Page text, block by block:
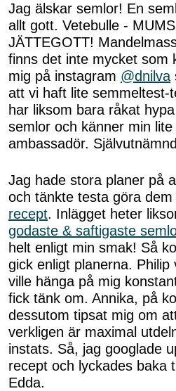
Jag älskar semlor! En
allt gott. Vetebulle -
JÄTTEGOTT!
finns det inte mycket som
mig på instagram @dnilva
att vi haft lite semmeltest-
har liksom bara råkat
semlor och känner min
ambassadör.
Jag hade stora planer på
och tänkte testa göra
recept. Inlägget heter
godaste & saftigaste
helt enligt min smak! Så
gick enligt planerna. Philip
ville hänga på mig
fick tänk om. Annika, på
dessutom tipsat mig om
verkligen är maximal
instats. Så, jag googlade
recept och lyckades baka
Edda.